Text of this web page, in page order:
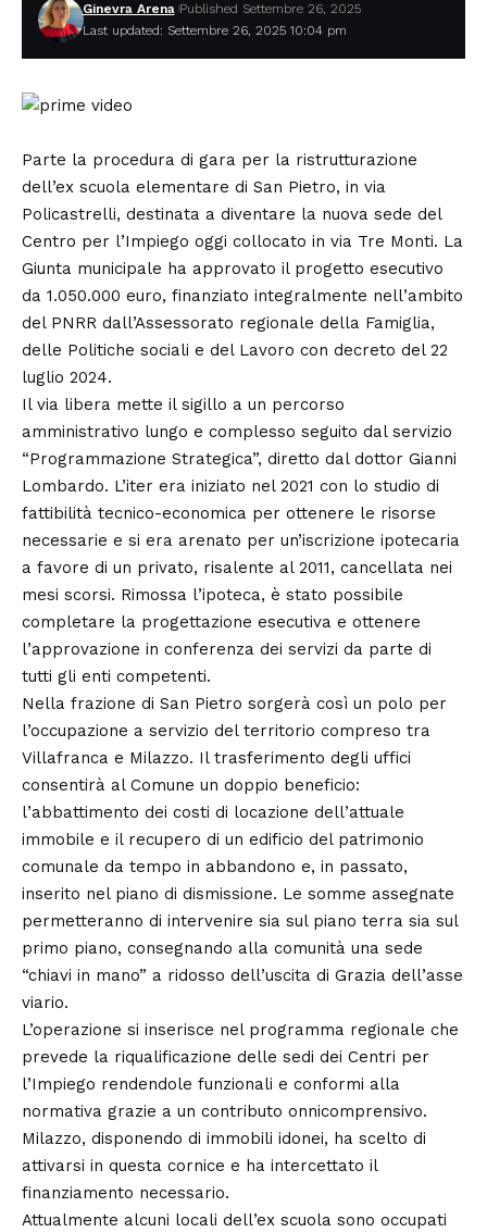
Last updated: Settembre 26, 2025 10:04 pm
Ginevra Arena Published Settembre 26, 2025
Parte la procedura di gara per la ristrutturazione
dell’ex scuola elementare di San Pietro, in via
Policastrelli, destinata a diventare la nuova sede del
Centro per l’Impiego oggi collocato in via Tre Monti. La
Giunta municipale ha approvato il progetto esecutivo
da 1.050.000 euro, finanziato integralmente nell’ambito
del PNRR dall’Assessorato regionale della Famiglia,
delle Politiche sociali e del Lavoro con decreto del 22
luglio 2024.
Il via libera mette il sigillo a un percorso
amministrativo lungo e complesso seguito dal servizio
“Programmazione Strategica”, diretto dal dottor Gianni
Lombardo. L’iter era iniziato nel 2021 con lo studio di
fattibilità tecnico-economica per ottenere le risorse
necessarie e si era arenato per un’iscrizione ipotecaria
a favore di un privato, risalente al 2011, cancellata nei
mesi scorsi. Rimossa l’ipoteca, è stato possibile
completare la progettazione esecutiva e ottenere
l’approvazione in conferenza dei servizi da parte di
tutti gli enti competenti.
Nella frazione di San Pietro sorgerà così un polo per
l’occupazione a servizio del territorio compreso tra
Villafranca e Milazzo. Il trasferimento degli uffici
consentirà al Comune un doppio beneficio:
l’abbattimento dei costi di locazione dell’attuale
immobile e il recupero di un edificio del patrimonio
comunale da tempo in abbandono e, in passato,
inserito nel piano di dismissione. Le somme assegnate
permetteranno di intervenire sia sul piano terra sia sul
primo piano, consegnando alla comunità una sede
“chiavi in mano” a ridosso dell’uscita di Grazia dell’asse
viario.
L’operazione si inserisce nel programma regionale che
prevede la riqualificazione delle sedi dei Centri per
l’Impiego rendendole funzionali e conformi alla
normativa grazie a un contributo onnicomprensivo.
Milazzo, disponendo di immobili idonei, ha scelto di
attivarsi in questa cornice e ha intercettato il
finanziamento necessario.
Attualmente alcuni locali dell’ex scuola sono occupati